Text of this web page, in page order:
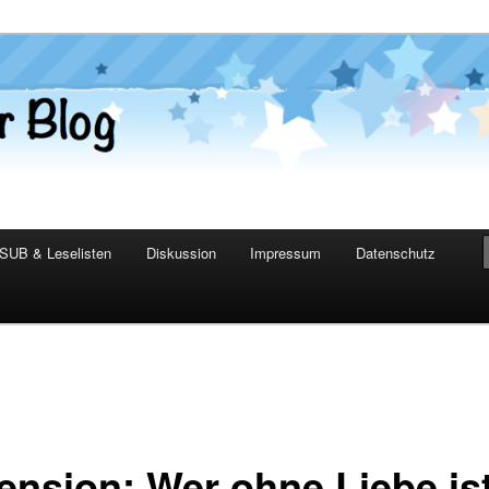
Blog
SUB & Leselisten Diskussion Impressum Datenschutz